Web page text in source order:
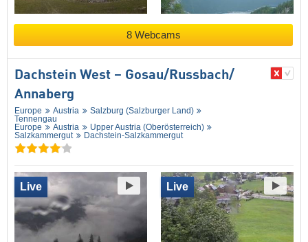
8 Webcams
Dachstein West – Gosau/​Russbach/​
Annaberg
Europe Austria
Salzburg (Salzburger Land)
Tennengau
Europe
Austria
Upper Austria (Oberösterreich)
Salzkammergut
Dachstein-Salzkammergut
Live Live